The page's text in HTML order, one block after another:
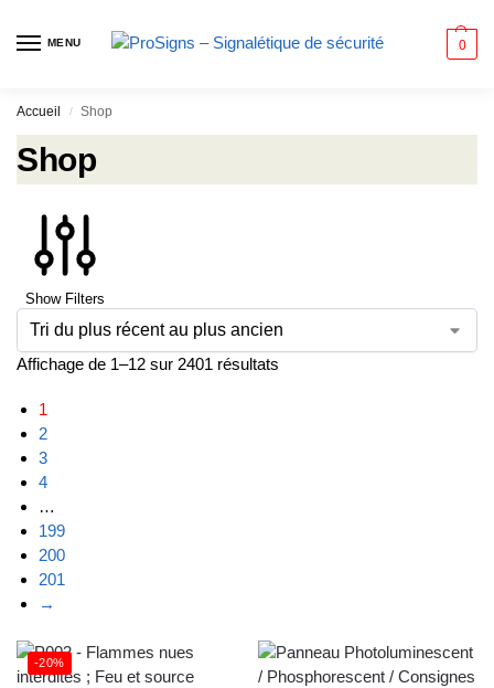
MENU 0
Accueil / Shop
Shop
Show Filters
Affichage de 1–12 sur 2401 résultats
1
2
3
4
…
199
200
201
→
-20%